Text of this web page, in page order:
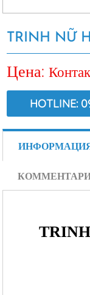
TRINH NỮ
Цена:
HOTLINE: